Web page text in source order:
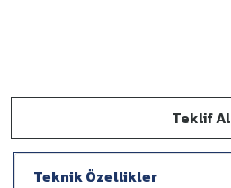
Teklif Al
Teknik Özellikler